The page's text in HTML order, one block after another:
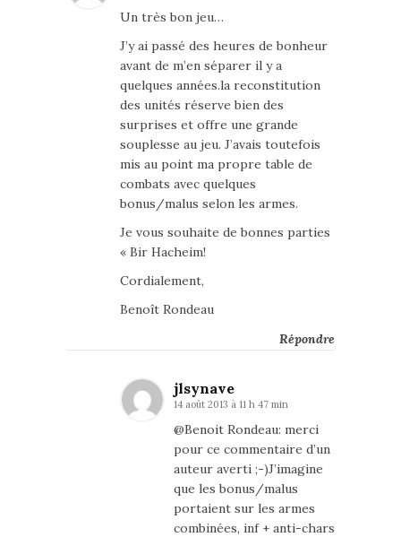
Un très bon jeu…
J’y ai passé des heures de bonheur
avant de m’en séparer il y a
quelques années.la reconstitution
des unités réserve bien des
surprises et offre une grande
souplesse au jeu. J’avais toutefois
mis au point ma propre table de
combats avec quelques
bonus/malus selon les armes.
Je vous souhaite de bonnes parties
« Bir Hacheim!
Cordialement,
Benoît Rondeau
Répondre
jlsynave
14 août 2013 à 11 h 47 min
@Benoit Rondeau: merci
pour ce commentaire d’un
auteur averti ;-)J’imagine
que les bonus/malus
portaient sur les armes
combinées, inf + anti-chars